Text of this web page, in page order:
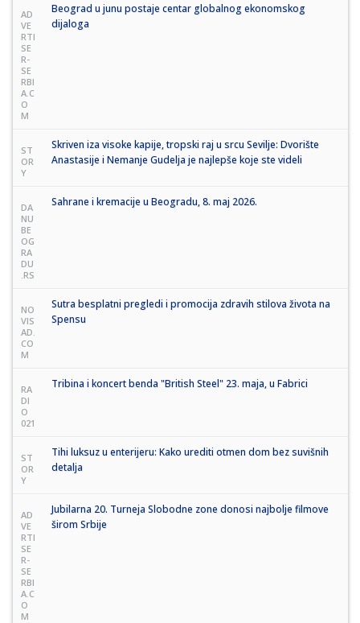
AD
VE
RTI
SE
R-
SE
RBI
A.C
O
M
Beograd u junu postaje centar globalnog ekonomskog
dijaloga
ST
OR
Y
Skriven iza visoke kapije, tropski raj u srcu Sevilje: Dvorište
Anastasije i Nemanje Gudelja je najlepše koje ste videli
DA
NU
BE
OG
RA
DU
.RS
Sahrane i kremacije u Beogradu, 8. maj 2026.
NO
VIS
AD.
CO
M
Sutra besplatni pregledi i promocija zdravih stilova života na
Spensu
RA
DI
O
021
Tribina i koncert benda "British Steel" 23. maja, u Fabrici
ST
OR
Y
Tihi luksuz u enterijeru: Kako urediti otmen dom bez suvišnih
detalja
AD
VE
RTI
SE
R-
SE
RBI
A.C
O
M
Jubilarna 20. Turneja Slobodne zone donosi najbolje filmove
širom Srbije